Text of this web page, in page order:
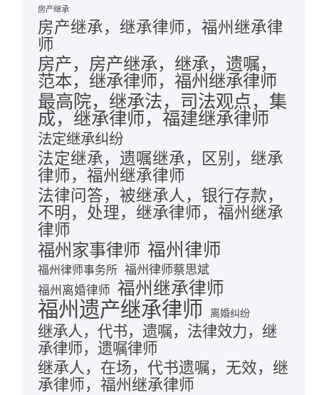
房产继承
房产继承，继承律师，福州继承律
师
房产，房产继承，继承，遗嘱，
范本，继承律师，福州继承律师
最高院，继承法，司法观点，集
成，继承律师，福建继承律师
法定继承纠纷
法定继承，遗嘱继承，区别，继承
律师，福州继承律师
法律问答，被继承人，银行存款，
不明，处理，继承律师，福州继承
律师
福州家事律师 福州律师
福州律师事务所 福州律师蔡思斌
福州离婚律师 福州继承律师
福州遗产继承律师 离婚纠纷
继承人，代书，遗嘱，法律效力，继
承律师，遗嘱律师
继承人，在场，代书遗嘱，无效，继
承律师，福州继承律师